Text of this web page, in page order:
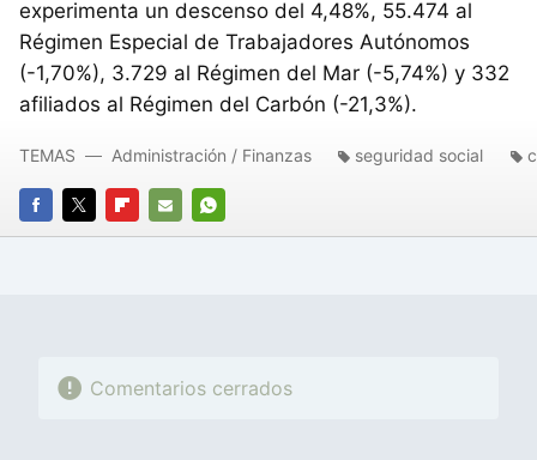
experimenta un descenso del 4,48%, 55.474 al
Régimen Especial de Trabajadores Autónomos
(-1,70%), 3.729 al Régimen del Mar (-5,74%) y 332
afiliados al Régimen del Carbón (-21,3%).
FACEBOOK
TWITTERFLIPBOARD
E-
WHATSAPP
TEMAS Administración / Finanzas seguridad social
Comentarios cerrados